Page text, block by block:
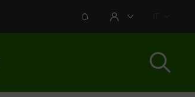
NOTIFICHEAREA UTENTE